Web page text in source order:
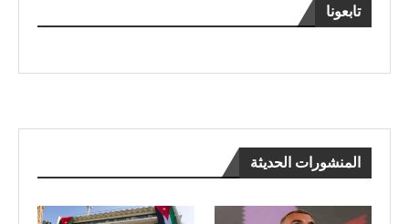
تابعونا
المنشورات الحديثة